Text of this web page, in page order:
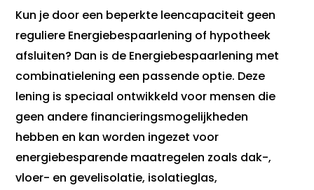
Kun je door een beperkte leencapaciteit geen
reguliere Energiebespaarlening of hypotheek
afsluiten? Dan is de Energiebespaarlening met
combinatielening een passende optie. Deze
lening is speciaal ontwikkeld voor mensen die
geen andere financieringsmogelijkheden
hebben en kan worden ingezet voor
energiebesparende maatregelen zoals dak-,
vloer- en gevelisolatie, isolatieglas,